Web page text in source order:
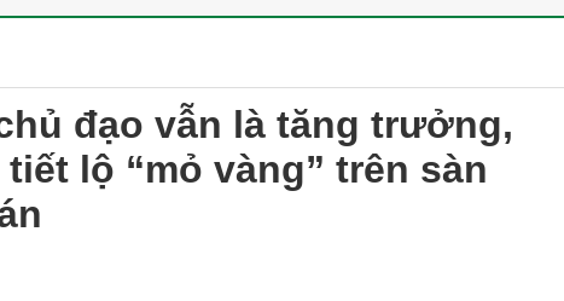
đạo vẫn là tăng trưởng,
lộ “mỏ vàng” trên sàn